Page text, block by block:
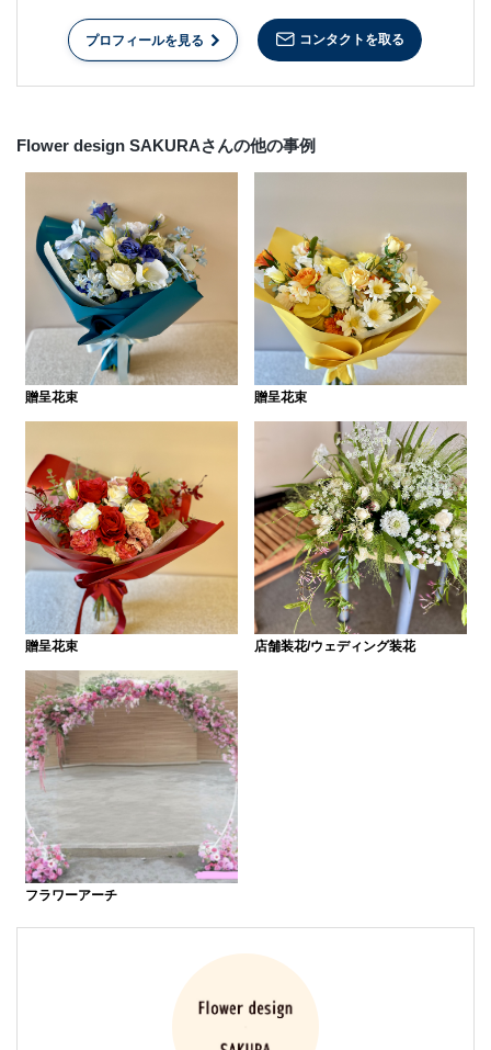
プロフィールを見る コンタクトを取る
Flower design SAKURAさんの他の事例
贈呈花束 贈呈花束
贈呈花束 店舗装花/ウェディング装花
フラワーアーチ